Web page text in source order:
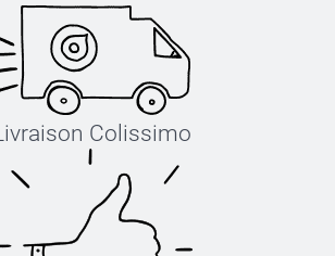
Colissimo